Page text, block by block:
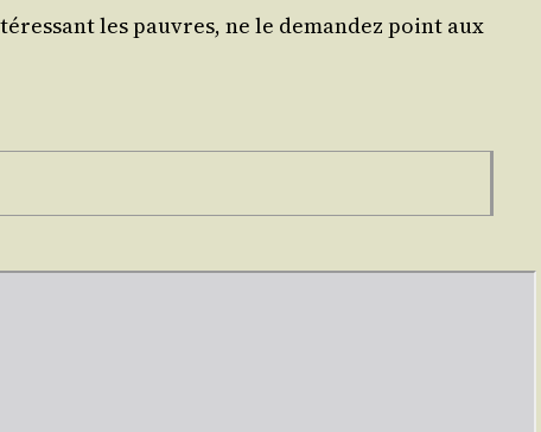
les pauvres, ne le deman­dez point aux